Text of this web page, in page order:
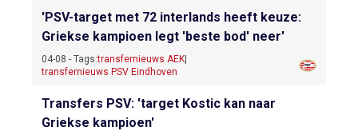
'PSV-target met 72 interlands heeft keuze:
Griekse kampioen legt 'beste bod' neer'
04-08 - Tags:transfernieuws AEK
transfernieuws PSV Eindhoven
Transfers PSV: 'target Kostic kan naar
Griekse kampioen'